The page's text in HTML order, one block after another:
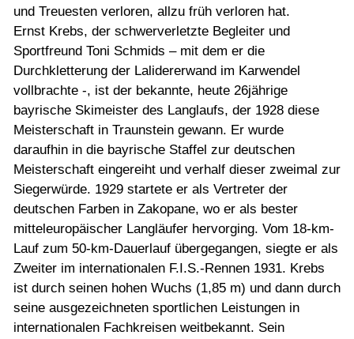
und Treuesten verloren, allzu früh verloren hat.
Ernst Krebs, der schwerverletzte Begleiter und
Sportfreund Toni Schmids – mit dem er die
Durchkletterung der Lalidererwand im Karwendel
vollbrachte -, ist der bekannte, heute 26jährige
bayrische Skimeister des Langlaufs, der 1928 diese
Meisterschaft in Traunstein gewann. Er wurde
daraufhin in die bayrische Staffel zur deutschen
Meisterschaft eingereiht und verhalf dieser zweimal zur
Siegerwürde. 1929 startete er als Vertreter der
deutschen Farben in Zakopane, wo er als bester
mitteleuropäischer Langläufer hervorging. Vom 18-km-
Lauf zum 50-km-Dauerlauf übergegangen, siegte er als
Zweiter im internationalen F.I.S.-Rennen 1931. Krebs
ist durch seinen hohen Wuchs (1,85 m) und dann durch
seine ausgezeichneten sportlichen Leistungen in
internationalen Fachkreisen weitbekannt. Sein